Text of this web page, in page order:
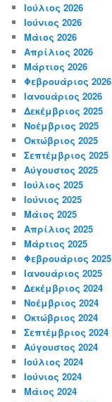
Ιούλιος 2026
Ιούνιος 2026
Μάιος 2026
Απρίλιος 2026
Μάρτιος 2026
Φεβρουάριος 2026
Ιανουάριος 2026
Δεκέμβριος 2025
Νοέμβριος 2025
Οκτώβριος 2025
Σεπτέμβριος 2025
Αύγουστος 2025
Ιούλιος 2025
Ιούνιος 2025
Μάιος 2025
Απρίλιος 2025
Μάρτιος 2025
Φεβρουάριος 2025
Ιανουάριος 2025
Δεκέμβριος 2024
Νοέμβριος 2024
Οκτώβριος 2024
Σεπτέμβριος 2024
Αύγουστος 2024
Ιούλιος 2024
Ιούνιος 2024
Μάιος 2024